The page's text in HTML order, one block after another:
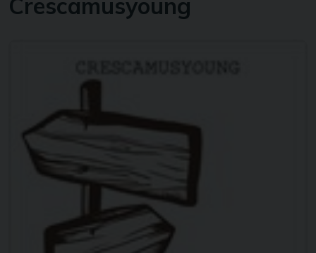
Crescamusyoung